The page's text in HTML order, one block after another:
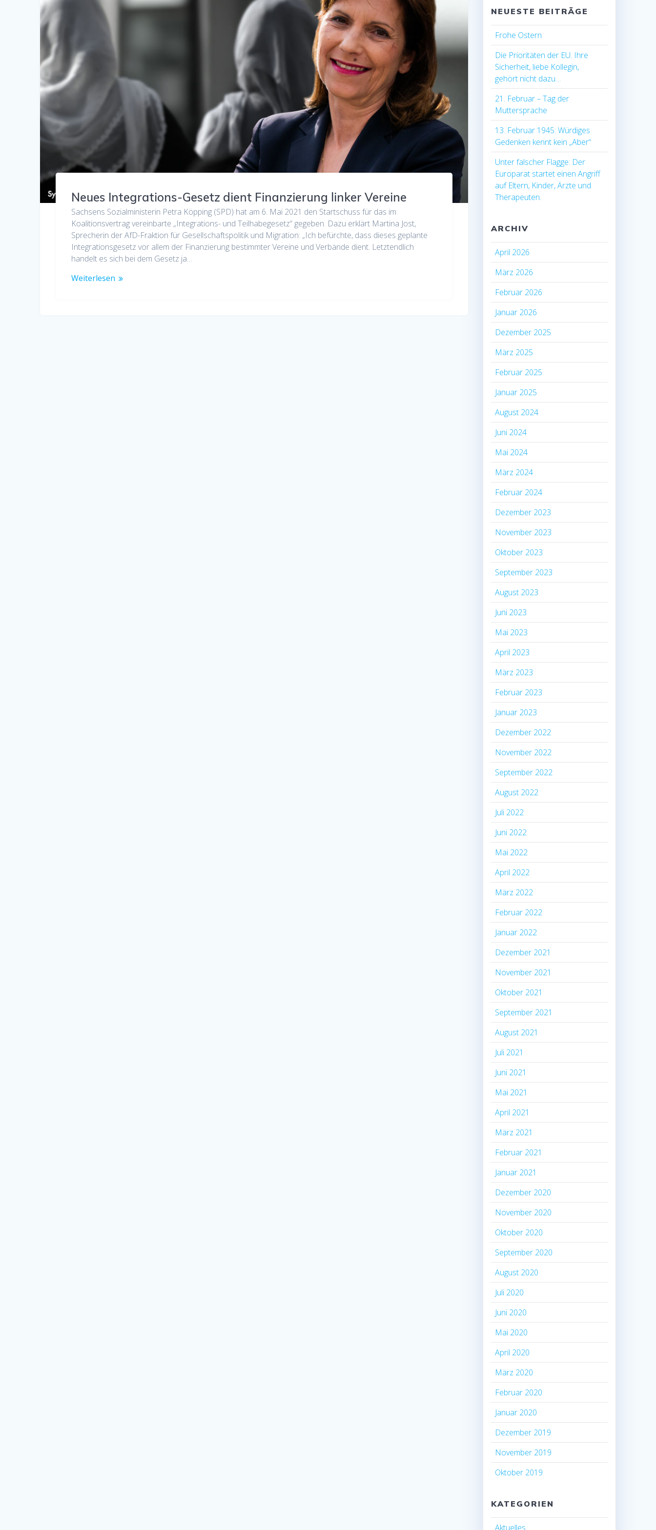
Neues Integrations-Gesetz dient Finanzierung linker Vereine
Sachsens Sozialministerin Petra Köpping (SPD) hat am 6. Mai 2021 den Startschuss für das im
Koalitionsvertrag vereinbarte „Integrations- und Teilhabegesetz“ gegeben. Dazu erklärt Martina Jost,
Sprecherin der AfD-Fraktion für Gesellschaftspolitik und Migration: „Ich befürchte, dass dieses geplante
Integrationsgesetz vor allem der Finanzierung bestimmter Vereine und Verbände dient. Letztendlich
handelt es sich bei dem Gesetz ja…
Weiterlesen
NEUESTE BEITRÄGE
Frohe Ostern
Die Prioritäten der EU. Ihre
Sicherheit, liebe Kollegin,
gehört nicht dazu…
21. Februar – Tag der
Muttersprache
13. Februar 1945: Würdiges
Gedenken kennt kein „Aber“
Unter falscher Flagge: Der
Europarat startet einen Angriff
auf Eltern, Kinder, Ärzte und
Therapeuten.
ARCHIV
April 2026
März 2026
Februar 2026
Januar 2026
Dezember 2025
März 2025
Februar 2025
Januar 2025
August 2024
Juni 2024
Mai 2024
März 2024
Februar 2024
Dezember 2023
November 2023
Oktober 2023
September 2023
August 2023
Juni 2023
Mai 2023
April 2023
März 2023
Februar 2023
Januar 2023
Dezember 2022
November 2022
September 2022
August 2022
Juli 2022
Juni 2022
Mai 2022
April 2022
März 2022
Februar 2022
Januar 2022
Dezember 2021
November 2021
Oktober 2021
September 2021
August 2021
Juli 2021
Juni 2021
Mai 2021
April 2021
März 2021
Februar 2021
Januar 2021
Dezember 2020
November 2020
Oktober 2020
September 2020
August 2020
Juli 2020
Juni 2020
Mai 2020
April 2020
März 2020
Februar 2020
Januar 2020
Dezember 2019
November 2019
Oktober 2019
KATEGORIEN
Aktuelles